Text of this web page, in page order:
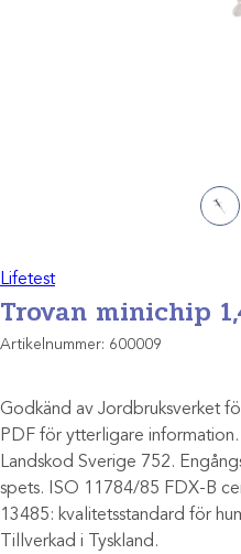
Lifetest
Trovan minichip
Artikelnummer: 600009
Godkänd av Jordbruksverket
PDF för ytterligare information.
Landskod Sverige 752.
spets. ISO 11784/85 FDX-B
13485: kvalitetsstandard för
Tillverkad i Tyskland.